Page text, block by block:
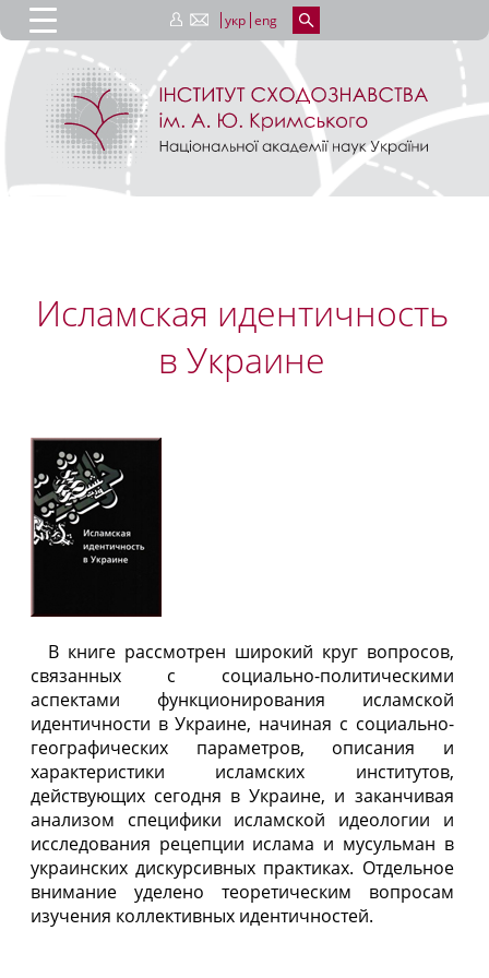
укр eng
Исламская идентичность
в Украине
В книге рассмотрен широкий круг вопросов,
связанных с социально-политическими
аспектами функционирования исламской
идентичности в Украине, начиная с социально-
географических параметров, описания и
характеристики исламских институтов,
действующих сегодня в Украине, и заканчивая
анализом специфики исламской идеологии и
исследования рецепции ислама и мусульман в
украинских дискурсивных практиках. Отдельное
внимание уделено теоретическим вопросам
изучения коллективных идентичностей.